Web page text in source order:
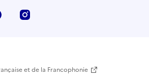
Facebook
et de la Francophonie